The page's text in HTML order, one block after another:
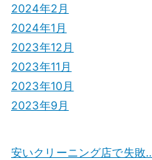
2024年2月
2024年1月
2023年12月
2023年11月
2023年10月
2023年9月
安いクリーニング店で失敗